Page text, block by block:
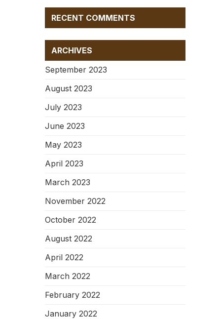
RECENT COMMENTS
ARCHIVES
September 2023
August 2023
July 2023
June 2023
May 2023
April 2023
March 2023
November 2022
October 2022
August 2022
April 2022
March 2022
February 2022
January 2022